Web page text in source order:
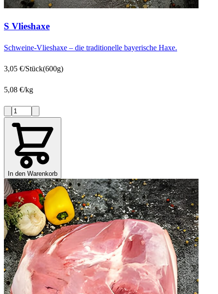
S Vlieshaxe
Schweine-Vlieshaxe – die traditionelle bayerische Haxe.
3,05 €/Stück(600g)
5,08 €/kg
In den Warenkorb